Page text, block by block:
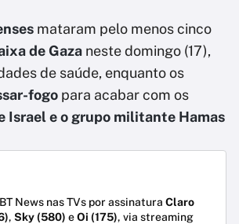
mataram pelo menos cinco
de Gaza neste domingo (17),
de saúde, enquanto os
fogo para acabar com os
Israel e o grupo militante Hamas
News nas TVs por assinatura Claro
, Sky (580) eOi (175), via streaming